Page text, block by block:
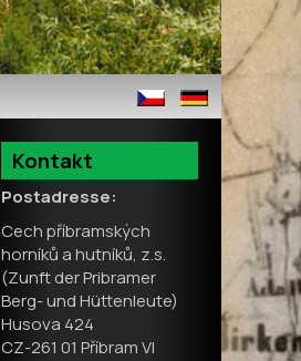
Kontakt
Postadresse:
Cech příbramských
horníků a hutníků, z.s.
(Zunft der Pribramer
Berg- und Hüttenleute)
Husova 424
CZ-261 01 Příbram VI